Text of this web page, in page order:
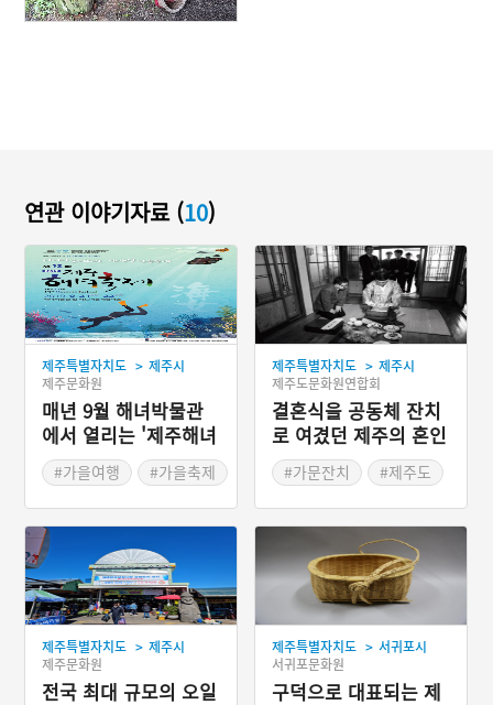
연관 이야기자료 (10)
제주특별자치도 > 제주시
제주문화원
매년 9월 해녀박물관
에서 열리는 '제주해녀
축제'
#가을여행
#가을축제
제주특별자치도 > 제주시
제주도문화원연합회
결혼식을 공동체 잔치
로 여겼던 제주의 혼인
풍습
#가문잔치
#제주도
#혼인풍습
제주특별자치도 > 제주시
제주문화원
전국 최대 규모의 오일
제주특별자치도 > 서귀포시
서귀포문화원
구덕으로 대표되는 제